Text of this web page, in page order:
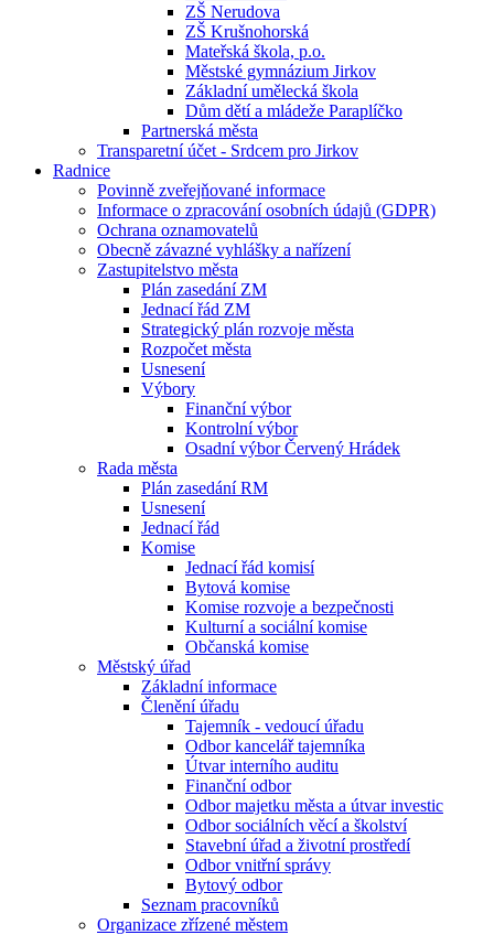
ZŠ Nerudova
ZŠ Krušnohorská
Mateřská škola, p.o.
Městské gymnázium Jirkov
Základní umělecká škola
Dům dětí a mládeže Paraplíčko
Partnerská města
Transparetní účet - Srdcem pro Jirkov
Radnice
Povinně zveřejňované informace
Informace o zpracování osobních údajů (GDPR)
Ochrana oznamovatelů
Obecně závazné vyhlášky a nařízení
Zastupitelstvo města
Plán zasedání ZM
Jednací řád ZM
Strategický plán rozvoje města
Rozpočet města
Usnesení
Výbory
Finanční výbor
Kontrolní výbor
Osadní výbor Červený Hrádek
Rada města
Plán zasedání RM
Usnesení
Jednací řád
Komise
Jednací řád komisí
Bytová komise
Komise rozvoje a bezpečnosti
Kulturní a sociální komise
Občanská komise
Městský úřad
Základní informace
Členění úřadu
Tajemník - vedoucí úřadu
Odbor kancelář tajemníka
Útvar interního auditu
Finanční odbor
Odbor majetku města a útvar investic
Odbor sociálních věcí a školství
Stavební úřad a životní prostředí
Odbor vnitřní správy
Bytový odbor
Seznam pracovníků
Organizace zřízené městem